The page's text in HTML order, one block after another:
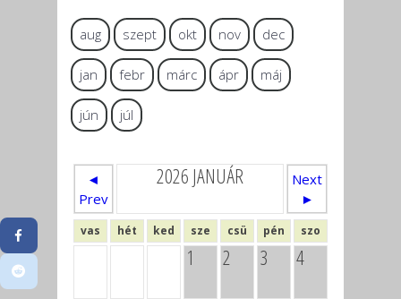
aug szept okt nov dec
jan febr márc ápr máj
jún júl
◄
Prev
2026 JANUÁR
Next
►
vas hét ked sze csü pén szo
1 2 3 4